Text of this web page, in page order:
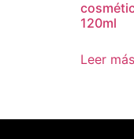
120ml
Leer más